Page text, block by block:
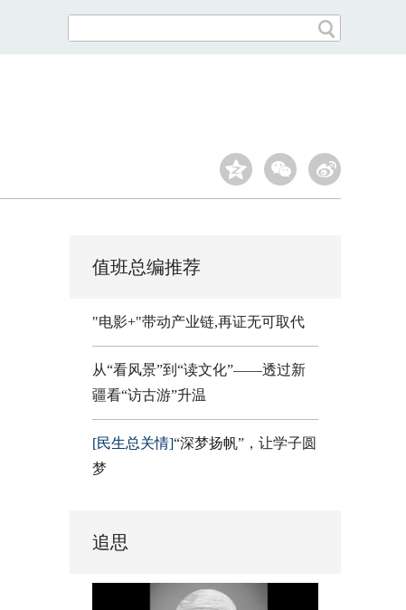
值班总编推荐
"电影+"带动产业链,再证无可取代
从“看风景”到“读文化”——透过新
疆看“访古游”升温
[民生总关情]“深梦扬帆”，让学子圆
梦
追思